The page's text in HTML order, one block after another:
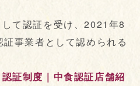
て認証を受け、2021年8
事業者として認められる
証制度｜中食認証店舗紹